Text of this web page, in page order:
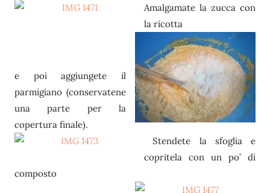
Amalgamate la zucca con
la ricotta
e poi aggiungete il
parmigiano (conservatene
una parte per la
copertura finale).
Stendete la sfoglia e
copritela con un po’ di
composto